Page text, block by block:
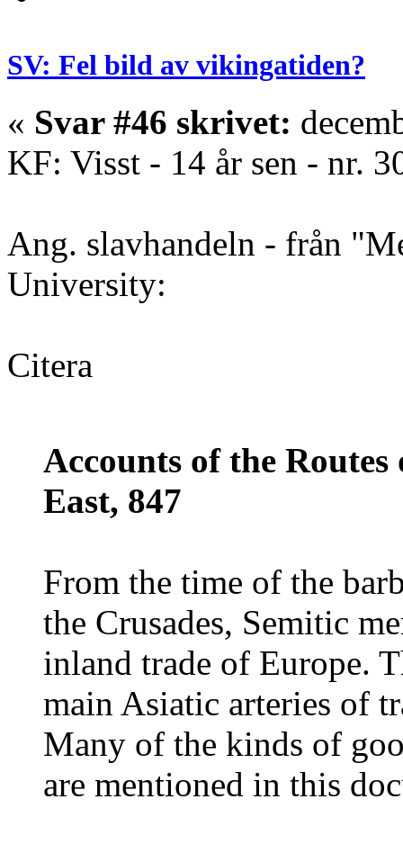
SV: Fel bild av vikingatiden?
« Svar #46 skrivet:
KF: Visst - 14 år sen - nr.
Ang. slavhandeln - från
University:
Citera
Accounts of the
East, 847
From the time of the
the Crusades, Semitic
inland trade of Europe.
main Asiatic arteries of
Many of the kinds of
are mentioned in this